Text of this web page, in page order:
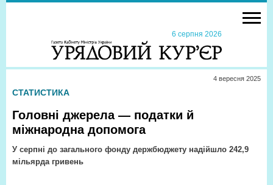
6 серпня 2026
4 вересня 2025
СТАТИСТИКА
Головні джерела — податки й
міжнародна допомога
У серпні до загального фонду держбюджету надійшло 242,9
мільярда гривень